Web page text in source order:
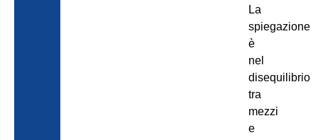
La
spiegazione
è
nel
disequilibrio
tra
mezzi
e